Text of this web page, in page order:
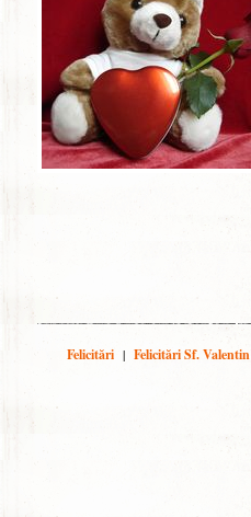
Felicitări | Felicitări Sf. Valentin